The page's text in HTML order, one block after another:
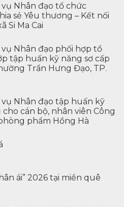
Nhân đạo tổ chức
sẻ Yêu thương – Kết nối
Si Ma Cai
Nhân đạo phối hợp tổ
tập huấn kỹ năng sơ cấp
Trần Hưng Đạo, TP.
Nhân đạo tập huấn kỹ
cán bộ, nhân viên Công
phẩm Hồng Hà
ái” 2026 tại miền quê